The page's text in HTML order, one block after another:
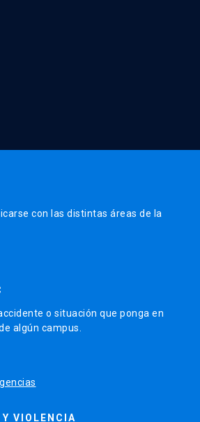
con las distintas áreas de la
o situación que ponga en
algún campus.
VIOLENCIA